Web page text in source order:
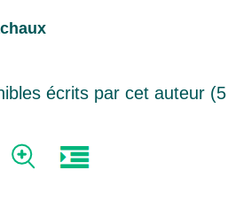
écrits par cet auteur (5